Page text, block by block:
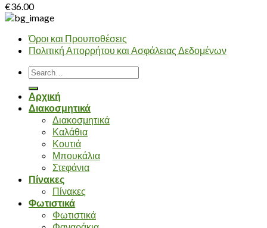
€36.00
Όροι και Προυποθέσεις
Πολιτική Απορρήτου και Ασφάλειας Δεδομένων
Search
for:
Αρχική
Διακοσμητικά
Διακοσμητικά
Καλάθια
Κουτιά
Μπουκάλια
Στεφάνια
Πίνακες
Πίνακες
Φωτιστικά
Φωτιστικά